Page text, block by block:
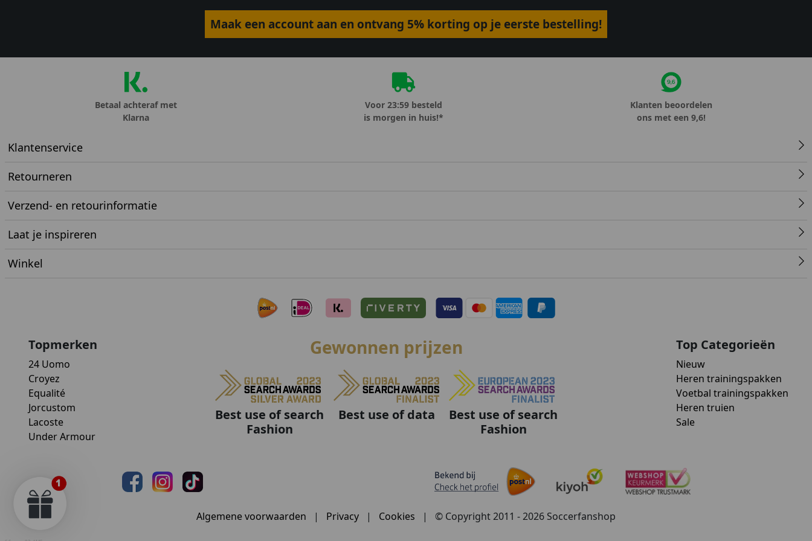
Maak een account aan en ontvang 5% korting op je eerste bestelling!
Betaal achteraf met
Klarna
Voor 23:59 besteld
is morgen in huis!*
Klanten beoordelen
ons met een 9,6!
Klantenservice
Retourneren
Verzend- en retourinformatie
Laat je inspireren
Winkel
Topmerken
24 Uomo
Croyez
Equalité
Jorcustom
Lacoste
Under Armour
Gewonnen prijzen
Best use of search
Fashion
Best use of data
Best use of search
Fashion
Top Categorieën
Nieuw
Heren trainingspakken
Voetbal trainingspakken
Heren truien
Sale
Algemene voorwaarden | Privacy | Cookies | © Copyright 2011 - 2026 Soccerfanshop